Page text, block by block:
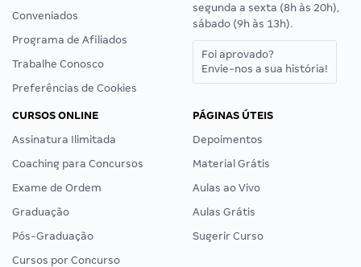
Conveniados
Programa de Afiliados
Trabalhe Conosco
Preferências de Cookies
segunda a sexta (8h às 20h),
sábado (9h às 13h).
Foi aprovado?
Envie-nos a sua história!
CURSOS ONLINE
Assinatura Ilimitada
Coaching para Concursos
Exame de Ordem
Graduação
Pós-Graduação
Cursos por Concurso
PÁGINAS ÚTEIS
Depoimentos
Material Grátis
Aulas ao Vivo
Aulas Grátis
Sugerir Curso